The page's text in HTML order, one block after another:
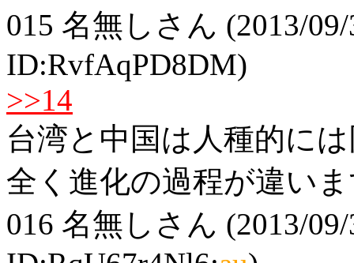
015 名無しさん (2013/
ID:RvfAqPD8DM)
>>14
台湾と中国は人種的に
全く進化の過程が違い
016 名無しさん (2013/